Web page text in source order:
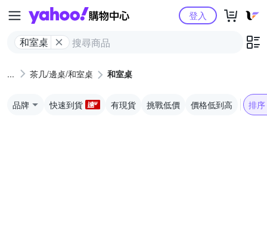
Yahoo購物中心
和室桌
登入
茶几/邊桌/和室桌 和室桌
品牌 快速到貨 有現貨 挑戰低價 價格低到高 排序